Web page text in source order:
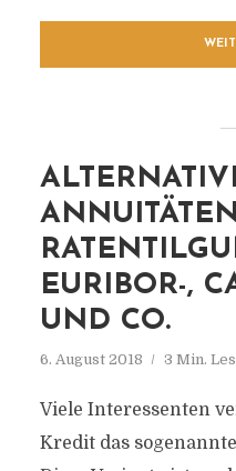
EURIBOR-,
UND CO.
6. August 2018 3 Min.
Viele Interessenten
Kredit das